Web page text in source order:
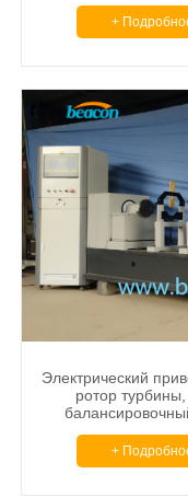
+
Электрический
ротор
+